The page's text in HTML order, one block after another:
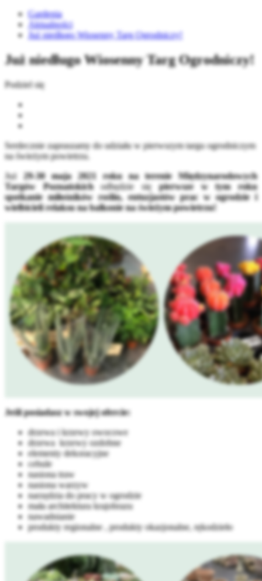
Gardenia
Aktualności
Już niedługo Wiosenny Targ Ogrodniczy!
Już niedługo Wiosenny Targ Ogrodniczy!
Podziel się
Serdecznie zapraszamy do udziału w pierwszym targu ogrodniczym
na świeżym powietrzu.
Już 29-30 maja 2021 roku na terenie Międzynarodowych
Targów Poznańskichodbędzie siępierwsze w tym roku
spotkanie miłośników roślin, entuzjastów prac w ogrodzie i
wielbicieli relaksu na balkonie na świeżym powietrzu!
Jeśli posiadasz w swojej ofercie:
drzewa i krzewy owocowe
drzewa krzewy ozdobne
elementy dekoracyjne
cebule
nasiona traw
nasiona warzyw
narzędzia do pracy w ogrodzie
mała architektura krajobrazu
nawadnianie
produkty regionalne , produkty okazjonalne, rękodzieło